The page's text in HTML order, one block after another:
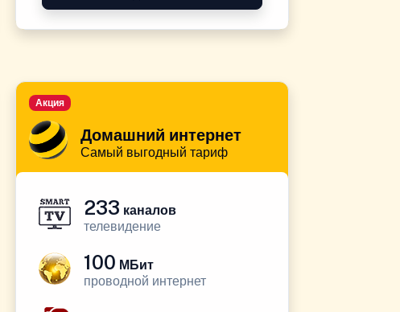
Домашний интернет
Самый выгодный тариф
Акция
233 каналов
телевидение
100 МБит
проводной интернет